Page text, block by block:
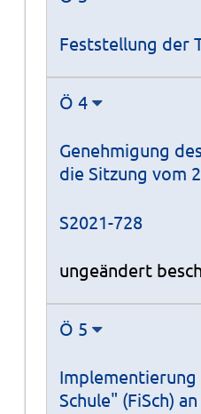
Feststellung der
Ö 4
Genehmigung
die Sitzung vom
S2021-728
ungeändert
Ö 5
Implementierung
Schule" (FiSch)